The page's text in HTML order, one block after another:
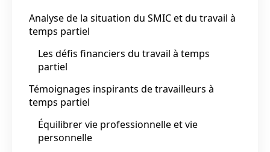
Analyse de la situation du SMIC et du travail à
temps partiel
Les défis financiers du travail à temps
partiel
Témoignages inspirants de travailleurs à
temps partiel
Équilibrer vie professionnelle et vie
personnelle